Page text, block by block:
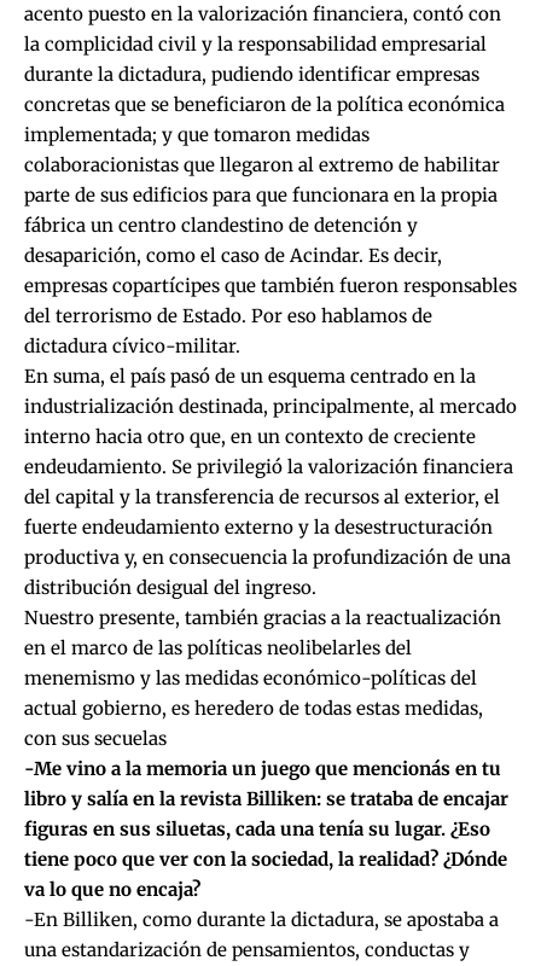
acento puesto en la valorización financiera, contó con
la complicidad civil y la responsabilidad empresarial
durante la dictadura, pudiendo identificar empresas
concretas que se beneficiaron de la política económica
implementada; y que tomaron medidas
colaboracionistas que llegaron al extremo de habilitar
parte de sus edificios para que funcionara en la propia
fábrica un centro clandestino de detención y
desaparición, como el caso de Acindar. Es decir,
empresas copartícipes que también fueron responsables
del terrorismo de Estado. Por eso hablamos de
dictadura cívico-militar.
En suma, el país pasó de un esquema centrado en la
industrialización destinada, principalmente, al mercado
interno hacia otro que, en un contexto de creciente
endeudamiento. Se privilegió la valorización financiera
del capital y la transferencia de recursos al exterior, el
fuerte endeudamiento externo y la desestructuración
productiva y, en consecuencia la profundización de una
distribución desigual del ingreso.
Nuestro presente, también gracias a la reactualización
en el marco de las políticas neolibelarles del
menemismo y las medidas económico-políticas del
actual gobierno, es heredero de todas estas medidas,
con sus secuelas
-Me vino a la memoria un juego que mencionás en tu
libro y salía en la revista Billiken: se trataba de encajar
figuras en sus siluetas, cada una tenía su lugar. ¿Eso
tiene poco que ver con la sociedad, la realidad? ¿Dónde
va lo que no encaja?
-En Billiken, como durante la dictadura, se apostaba a
una estandarización de pensamientos, conductas y